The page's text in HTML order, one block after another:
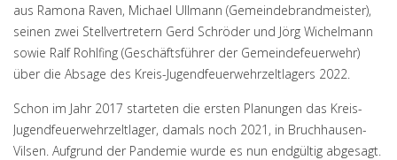
aus Ramona Raven, Michael Ullmann (Gemeindebrandmeister),
seinen zwei Stellvertretern Gerd Schröder und Jörg Wichelmann
sowie Ralf Rohlfing (Geschäftsführer der Gemeindefeuerwehr)
über die Absage des Kreis-Jugendfeuerwehrzeltlagers 2022.
Schon im Jahr 2017 starteten die ersten Planungen das Kreis-
Jugendfeuerwehrzeltlager, damals noch 2021, in Bruchhausen-
Vilsen. Aufgrund der Pandemie wurde es nun endgültig abgesagt.